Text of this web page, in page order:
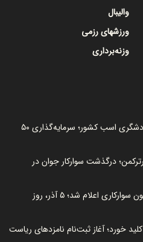
والیبال
ورزشهای رزمی
وزنه‌برداری
یزد در مسیر تبدیل‌شدن به قطب گردشگری اسب کشور؛ سرمایه‌گذاری ۵۰
درگذشت سوارکار جوان در
زمان رونمایی از رئیس جدید فدراسیون سوارکاری اعلام شد؛ ۵ آذر، روز
خورد؛ آغاز ثبت‌نام نامزدهای ریاست